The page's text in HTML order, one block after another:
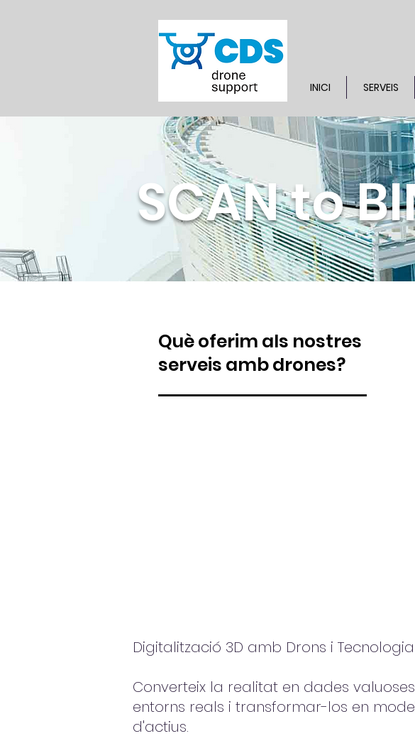
INICI SERVEIS
SCAN to
Què oferim als nostres
serveis amb drones?
Digitalització 3D amb Drons i Tecnologia
Converteix la realitat en dades
entorns reals i transformar-los en
d'actius.